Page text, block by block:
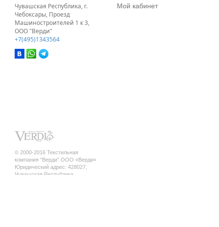
Чувашская Республика, г.
Чебоксары, Проезд
Машиностроителей 1 к 3,
ООО "Верди"
+7(495)1343564
Мой кабинет
© 2000-2016 Текстильная
компания “Верди” ООО «Верди»
Юридический адрес: 428027,
Чувашская Республика,